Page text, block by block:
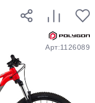
Арт:1126089